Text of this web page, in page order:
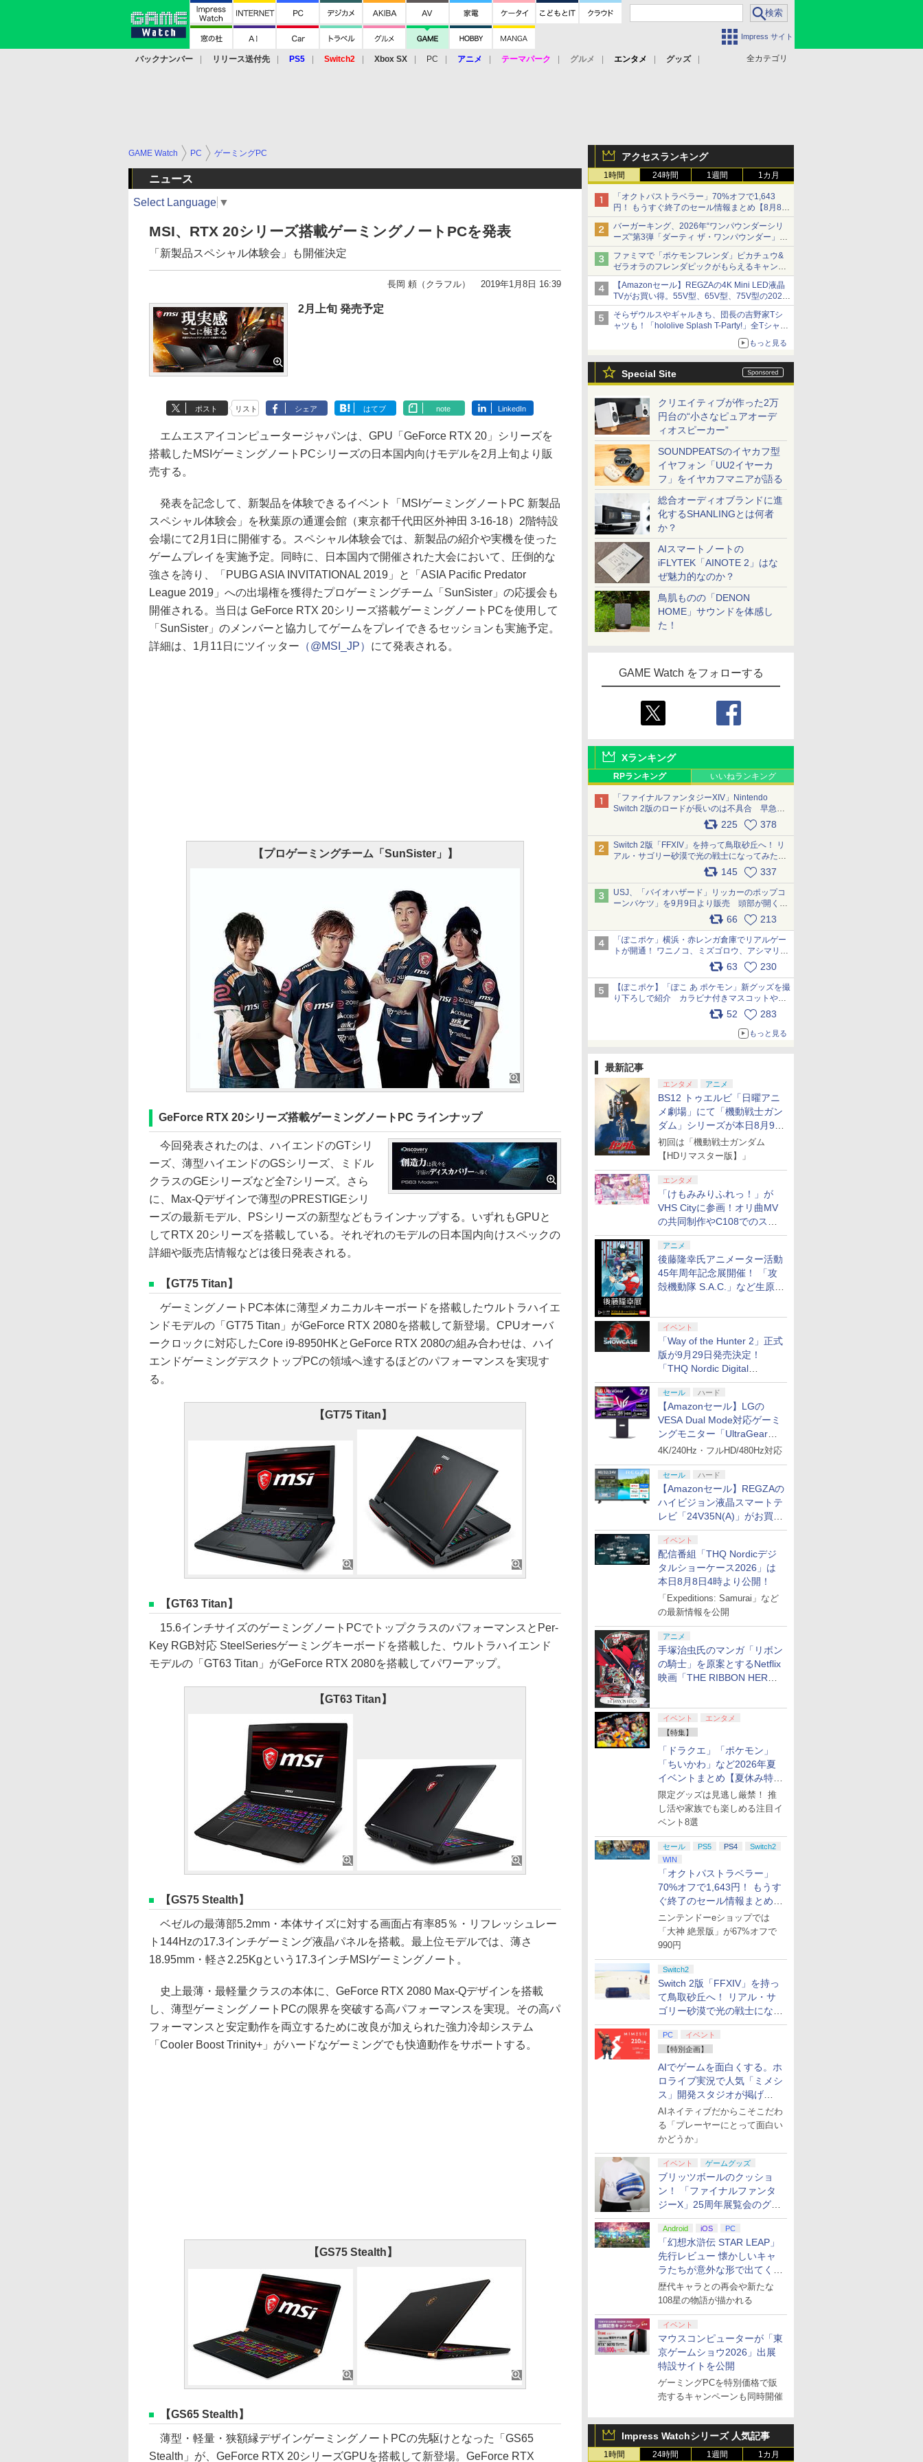
Impress サイト
全カテゴリ
バックナンバー リリース送付先 PS5 Switch2 Xbox SX PC アニメ テーマパーク グルメ エンタメ
グッズ
アクセスランキング
1時間 24時間 1週間 1カ月
「オクトパストラベラー」70%オフで1,643
円！ もうすぐ終了のセール情報まとめ【8月8日
更新】
ニンテンドーeショップでは「大神 絶景版」が
67%オフで990円
バーガーキング、2026年“ワンパウンダーシリ
ーズ”第3弾「ダーティ ザ・ワンパウンダー」を
8月7日発売
「特製ガーリックマヨソース」を使用した超大
型チーズバーガー
ファミマで「ポケモンフレンダ」ピカチュウ&
ゼラオラのフレンダピックがもらえるキャンペ
ーン開催！
【Amazonセール】REGZAの4K Mini LED液晶
TVがお買い得。55V型、65V型、75V型の2026
年モデルがラインナップ
そらザウルスやギャルきち、団長の吉野家Tシ
ャツも！「hololive Splash T-Party!」全Tシャツ
ラインナップ公開＆オンライン販売開始
もっと見る
Special Site
クリエイティブが作った2万
円台の“小さなピュアオーデ
ィオスピーカー”
SOUNDPEATSのイヤカフ型
イヤフォン「UU2イヤーカ
フ」をイヤカフマニアが語る
総合オーディオブランドに進
化するSHANLINGとは何者
か？
AIスマートノートの
iFLYTEK「AINOTE 2」はな
ぜ魅力的なのか？
鳥肌ものの「DENON
HOME」サウンドを体感し
た！
GAME Watch をフォローする
Xランキング
RPランキング いいねランキング
「ファイナルファンタジーXIV」Nintendo
Switch 2版のロードが長いのは不具合 早急に
アップデートできるよう対応中225 378
Switch 2版「FFXIV」を持って鳥取砂丘へ！ リ
アル・サゴリー砂漠で光の戦士になってみた
145 337
USJ、「バイオハザード」リッカーのポップコ
ーンバケツ」を9月9日より販売 頭部が開く仕
組み。味は恐怖を堪のう「味噌フレーバー」
66 213
「ぽこポケ」横浜・赤レンガ倉庫でリアルゲー
トが開通！ ワニノコ、ミズゴロウ、アシマリ登
場シーンをレポート pic.x.com/LDgEByVl6D
63 230
【ぽこポケ】「ぽこ あ ポケモン」新グッズを撮
り下ろしで紹介 カラビナ付きマスコットやス
52 283
もっと見る
最新記事
エンタメ アニメ
BS12 トゥエルビ「日曜アニ
メ劇場」にて「機動戦士ガン
ダム」シリーズが本日8月9日
から8週連続で放送
初回は「機動戦士ガンダム
【HDリマスター版】」
エンタメ
「けもみみりふれっ！」が
VHS Cityに参画！オリ曲MV
の共同制作やC108でのスペ
シャルコラボ広告を掲出
アニメ
後藤隆幸氏アニメーター活動
45年周年記念展開催！ 「攻
殻機動隊 S.A.C.」など生原
イベント
「Way of the Hunter 2」正式
版が9月29日発売決定！
「THQ Nordic Digital
Showcase 2026」まとめ
セール ハード
【Amazonセール】LGの
VESA Dual Mode対応ゲーミ
ングモニター「UltraGear
27G850A-B」がお買い得！
4K/240Hz・フルHD/480Hz対応
セール ハード
【Amazonセール】REGZAの
ハイビジョン液晶スマートテ
レビ「24V35N(A)」がお買い
得！
イベント
配信番組「THQ Nordicデジ
タルショーケース2026」は
本日8月8日4時より公開！
「Expeditions: Samurai」など
の最新情報を公開
アニメ
手塚治虫氏のマンガ「リボン
の騎士」を原案とするNetflix
映画「THE RIBBON HERO
イベント
エンタメ
【特集】
「ドラクエ」「ポケモン」
「ちいかわ」など2026年夏
イベントまとめ【夏休み特
集】
限定グッズは見逃し厳禁！ 推
し活や家族でも楽しめる注目イ
ベント8選
セール PS5 PS4
Switch2
WIN
「オクトパストラベラー」
70%オフで1,643円！ もうす
ぐ終了のセール情報まとめ
【8月8日更新】
ニンテンドーeショップでは
「大神 絶景版」が67%オフで
990円
Switch2
Switch 2版「FFXIV」を持っ
て鳥取砂丘へ！ リアル・サ
ゴリー砂漠で光の戦士になっ
てみた
PC
イベント
【特別企画】
AIでゲームを面白くする。ホ
ロライブ実況で人気「ミメシ
ス」開発スタジオが掲げ
る“AI活用の信念”とは？【講
演レポート】
AIネイティブだからこそこだわ
る「プレーヤーにとって面白い
かどうか」
イベント ゲームグッズ
ブリッツボールのクッショ
ン！ 「ファイナルファンタ
ジーX」25周年展覧会のグッ
ズ情報が公開
Android iOS PC
「幻想水滸伝 STAR LEAP」
先行レビュー 懐かしいキャ
ラたちが意外な形で出てくる
シリーズ完全新作！
歴代キャラとの再会や新たな
108星の物語が描かれる
イベント
マウスコンピューターが「東
京ゲームショウ2026」出展
特設サイトを公開
ゲーミングPCを特別価格で販
売するキャンペーンも同時開催
Impress Watchシリーズ 人気記事
1時間 24時間 1週間 1カ月
GAME Watch PC ゲーミングPC
ニュース
Select Language ▼
MSI、RTX 20シリーズ搭載ゲーミングノートPCを発表
「新製品スペシャル体験会」も開催決定
長岡 頼（クラフル） 2019年1月8日 16:39
2月上旬 発売予定
ポスト リスト シェア はてブ note LinkedIn
エムエスアイコンピュータージャパンは、GPU「GeForce RTX 20」シリーズを
搭載したMSIゲーミングノートPCシリーズの日本国内向けモデルを2月上旬より販
売する。
発表を記念して、新製品を体験できるイベント「MSIゲーミングノートPC 新製品
スペシャル体験会」を秋葉原の通運会館（東京都千代田区外神田 3-16-18）2階特設
会場にて2月1日に開催する。スペシャル体験会では、新製品の紹介や実機を使った
ゲームプレイを実施予定。同時に、日本国内で開催された大会において、圧倒的な
強さを誇り、「PUBG ASIA INVITATIONAL 2019」と「ASIA Pacific Predator
League 2019」への出場権を獲得たプロゲーミングチーム「SunSister」の応援会も
開催される。当日は GeForce RTX 20シリーズ搭載ゲーミングノートPCを使用して
「SunSister」のメンバーと協力してゲームをプレイできるセッションも実施予定。
詳細は、1月11日にツイッター （@MSI_JP） にて発表される。
【プロゲーミングチーム「SunSister」】
GeForce RTX 20シリーズ搭載ゲーミングノートPC ラインナップ
今回発表されたのは、ハイエンドのGTシリ
ーズ、薄型ハイエンドのGSシリーズ、ミドル
クラスのGEシリーズなど全7シリーズ。さら
に、Max-Qデザインで薄型のPRESTIGEシリ
ーズの最新モデル、PSシリーズの新型などもラインナップする。いずれもGPUと
してRTX 20シリーズを搭載している。それぞれのモデルの日本国内向けスペックの
詳細や販売店情報などは後日発表される。
【GT75 Titan】
ゲーミングノートPC本体に薄型メカニカルキーボードを搭載したウルトラハイエ
ンドモデルの「GT75 Titan」がGeForce RTX 2080を搭載して新登場。CPUオーバ
ークロックに対応したCore i9-8950HKとGeForce RTX 2080の組み合わせは、ハイ
エンドゲーミングデスクトップPCの領域へ達するほどのパフォーマンスを実現す
る。
【GT75 Titan】
【GT63 Titan】
15.6インチサイズのゲーミングノートPCでトップクラスのパフォーマンスとPer-
Key RGB対応 SteelSeriesゲーミングキーボードを搭載した、ウルトラハイエンド
モデルの「GT63 Titan」がGeForce RTX 2080を搭載してパワーアップ。
【GT63 Titan】
【GS75 Stealth】
ベゼルの最薄部5.2mm・本体サイズに対する画面占有率85％・リフレッシュレー
ト144Hzの17.3インチゲーミング液晶パネルを搭載。最上位モデルでは、薄さ
18.95mm・軽さ2.25Kgという17.3インチMSIゲーミングノート。
史上最薄・最軽量クラスの本体に、GeForce RTX 2080 Max-Qデザインを搭載
し、薄型ゲーミングノートPCの限界を突破する高パフォーマンスを実現。その高パ
フォーマンスと安定動作を両立するために改良が加えられた強力冷却システム
「Cooler Boost Trinity+」がハードなゲーミングでも快適動作をサポートする。
【GS75 Stealth】
【GS65 Stealth】
薄型・軽量・狭額縁デザインゲーミングノートPCの先駆けとなった「GS65
Stealth」が、GeForce RTX 20シリーズGPUを搭載して新登場。GeForce RTX